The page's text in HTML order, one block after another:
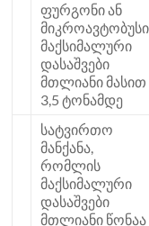
ფურგონი ან
მიკროავტობუსი
მაქსიმალური
დასაშვები
მთლიანი მასით
3,5 ტონამდე
სატვირთო
მანქანა,
რომლის
მაქსიმალური
დასაშვები
მთლიანი წონაა